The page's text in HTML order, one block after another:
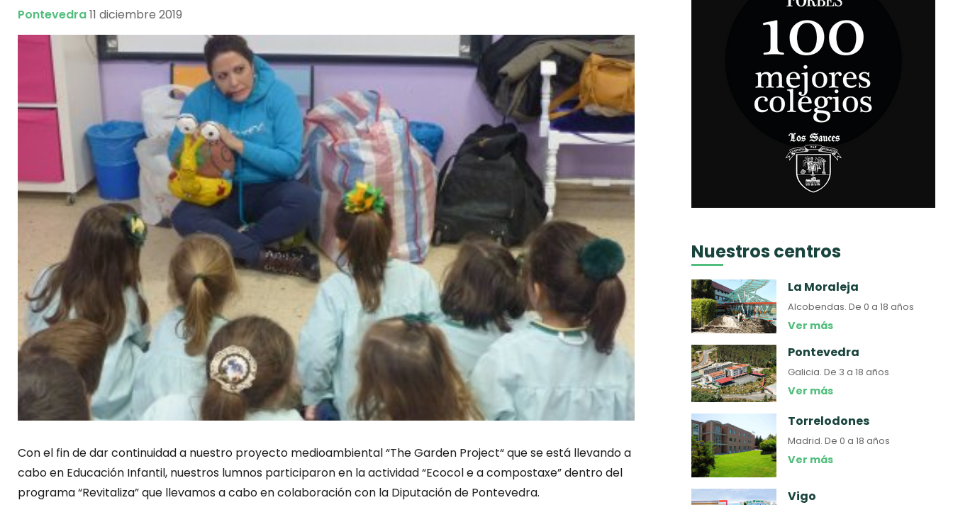
Pontevedra11 diciembre 2019
Con el fin de dar continuidad a nuestro proyecto medioambiental “The Garden Project“ que se está llevando a
cabo en Educación Infantil, nuestros lumnos participaronen la actividad “Ecocol e a compostaxe” dentro del
programa “Revitaliza” que llevamos a cabo en colaboración con la Diputación de Pontevedra.
Nuestros centros
La Moraleja
Alcobendas.De 0 a 18 años
Ver más
Pontevedra
Galicia.De 3 a 18 años
Ver más
Torrelodones
Madrid.De 0 a 18 años
Ver más
Vigo